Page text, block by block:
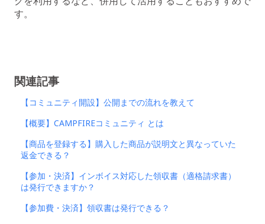
す。
関連記事
【コミュニティ開設】公開までの流れを教えて
【概要】CAMPFIREコミュニティ とは
【商品を登録する】購入した商品が説明文と異なっていた
返金できる？
【参加・決済】インボイス対応した領収書（適格請求書）
は発行できますか？
【参加費・決済】領収書は発行できる？